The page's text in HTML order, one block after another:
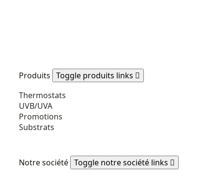
Produits Toggle produits links 
Thermostats
UVB/UVA
Promotions
Substrats
Notre société Toggle notre société links 